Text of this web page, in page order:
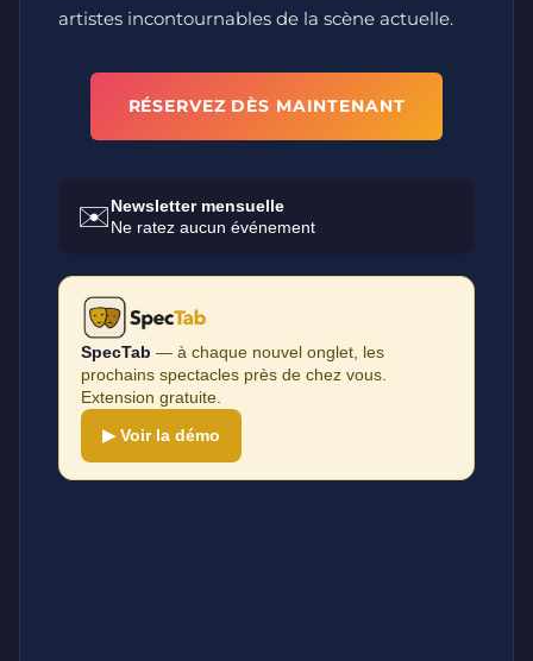
artistes incontournables de la scène actuelle.
RÉSERVEZ DÈS MAINTENANT
✉️Newsletter mensuelle
Ne ratez aucun événement
SpecTab — à chaque nouvel onglet, les
prochains spectacles près de chez vous.
Extension gratuite.
▶ Voir la démo